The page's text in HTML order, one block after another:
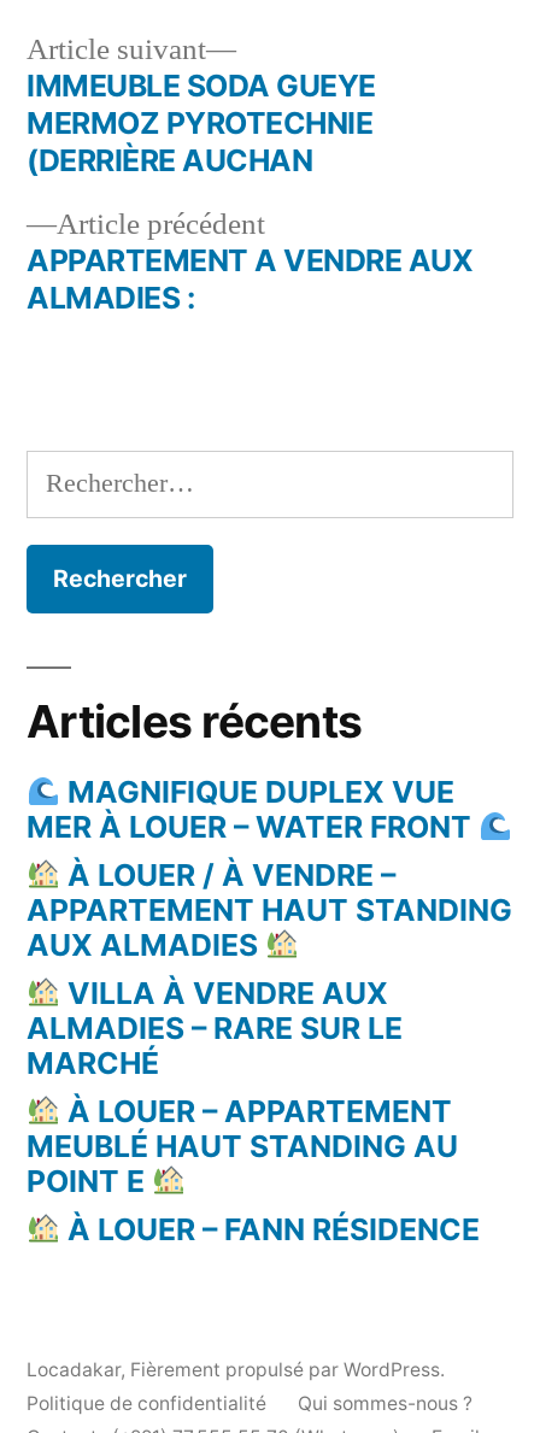
Navigation
de
l’article
Article précédentArticle
précédent :
APPARTEMENT A VENDRE AUX
ALMADIES :
Article suivant
Article
suivant :
IMMEUBLE SODA GUEYE
MERMOZ PYROTECHNIE
(DERRIÈRE AUCHAN
Rechercher :
Articles récents
MAGNIFIQUE DUPLEX VUE
MER À LOUER – WATER FRONT
À LOUER / À VENDRE –
APPARTEMENT HAUT STANDING
AUX ALMADIES
VILLA À VENDRE AUX
ALMADIES – RARE SUR LE
MARCHÉ
À LOUER – APPARTEMENT
MEUBLÉ HAUT STANDING AU
POINT E
À LOUER – FANN RÉSIDENCE
Locadakar, Fièrement propulsé par WordPress.
Politique de confidentialité
Qui sommes-nous ?